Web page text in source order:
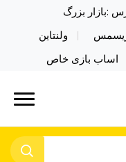
:بازار بزرگ
ولنتاین
اساب بازی خاص
هالووین
اکسسوری
تراول ماگ نایکر
تاین کادویی
مستقیم